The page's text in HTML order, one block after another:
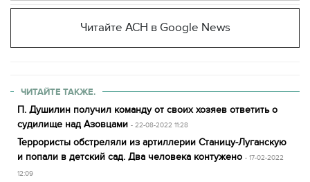
Читайте АСН в Google News
ЧИТАЙТЕ ТАКЖЕ.
П. Душилин получил команду от своих хозяев ответить о
судилище над Азовцами - 22-08-2022 11:28
Террористы обстреляли из артиллерии Станицу-Луганскую
и попали в детский сад. Два человека контужено - 17-02-2022
12:09